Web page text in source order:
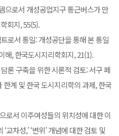
으로서 개성공업지구 통근버스가 만
회지, 55(5).
로서 통일: 개성공단을 통해 본 통일
해, 한국도시지리학회지, 21(1).
론 구축을 위한 시론적 검토: 서구 페
계 및 한국 도시지리학의 과제, 한국
로서 이주여성들의 위치성에 대한 이
교차성,’ ‘변위’ 개념에 대한 검토 및